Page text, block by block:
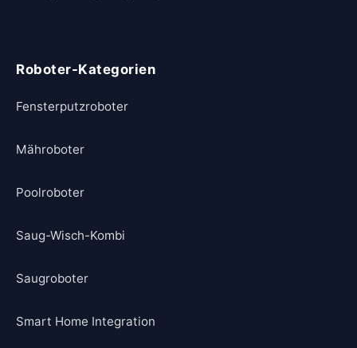
Roboter-Kategorien
Fensterputzroboter
Mähroboter
Poolroboter
Saug-Wisch-Kombi
Saugroboter
Smart Home Integration